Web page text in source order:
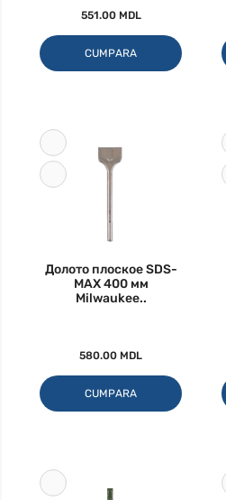
551.00 MDL
CUMPARA
Долото плоское SDS-
MAX 400 мм
Milwaukee..
580.00 MDL
CUMPARA